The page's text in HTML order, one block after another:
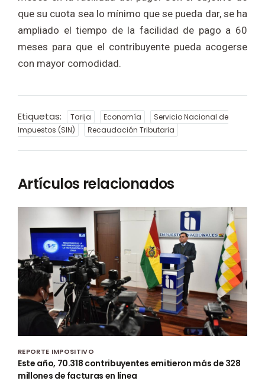
que su cuota sea lo mínimo que se pueda dar, se ha
ampliado el tiempo de la facilidad de pago a 60
meses para que el contribuyente pueda acogerse
con mayor comodidad.
Etiquetas: Tarija Economía
Servicio Nacional de
Impuestos (SIN)
Recaudación Tributaria
Artículos relacionados
REPORTE IMPOSITIVO
Este año, 70.318 contribuyentes emitieron más de 328
millones de facturas en línea